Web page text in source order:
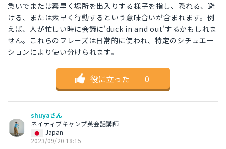
急いでまたは素早く場所を出入りする様子を指し、隠れる、避
ける、または素早く行動するという意味合いが含まれます。例
えば、人が忙しい時に会議に'duck in and out'するかもしれま
せん。これらのフレーズは日常的に使われ、特定のシチュエー
ションにより使い分けられます。
役に立った ｜ 0
shuyaさん
ネイティブキャンプ英会話講師
Japan
2023/09/20 18:15